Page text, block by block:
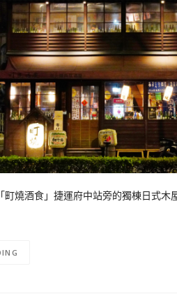
町燒酒食」捷運府中站旁的獨棟日式